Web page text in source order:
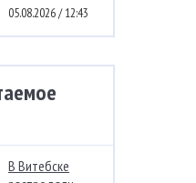
05.08.2026 / 12:43
В Витебске